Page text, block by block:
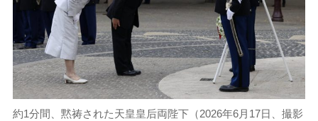
約1分間、黙祷された天皇皇后両陛下（2026年6月17日、撮影